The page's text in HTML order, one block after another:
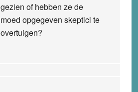
gezien of hebben ze de
moed opgegeven skeptici te
overtuigen?